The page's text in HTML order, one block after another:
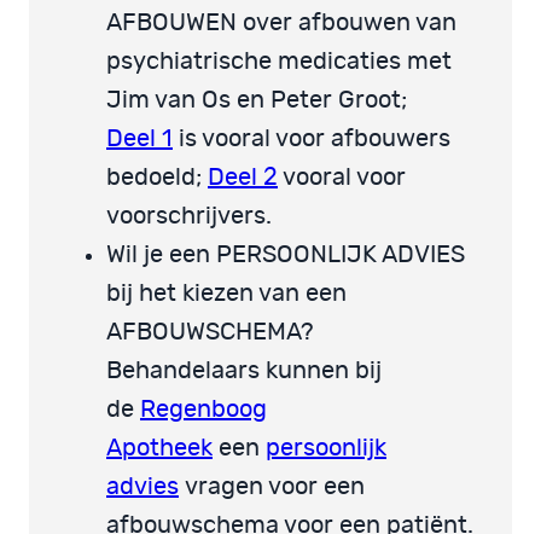
AFBOUWEN over afbouwen van
psychiatrische medicaties met
Jim van Os en Peter Groot;
Deel 1 is vooral voor afbouwers
bedoeld; Deel 2 vooral voor
voorschrijvers.
Wil je een PERSOONLIJK ADVIES
bij het kiezen van een
AFBOUWSCHEMA?
Behandelaars kunnen bij
de Regenboog
Apotheek een persoonlijk
advies vragen voor een
afbouwschema voor een patiënt.